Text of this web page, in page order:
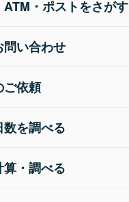
ATM・ポストをさがす
問い合わせ
ご依頼
数を調べる
・調べる